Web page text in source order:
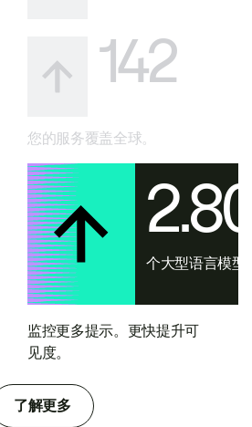
142
您的服务覆盖全球。
个大型语言模型
监控更多提示。更快提升可
见度。
了解更多